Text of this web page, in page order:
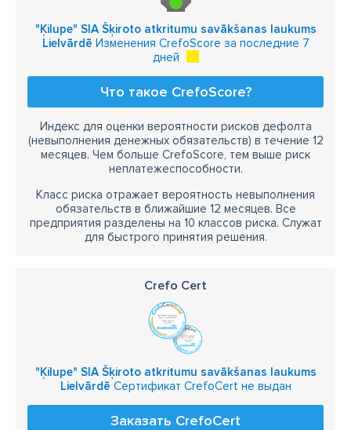
"Ķilupe" SIA Šķiroto atkritumu savākšanas laukums
Lielvārdē Изменения CrefoScore за последние 7
дней
Что такое CrefoScore?
Индекс для оценки вероятности рисков дефолта
(невыполнения денежных обязательств) в течение 12
месяцев. Чем больше CrefoScore, тем выше риск
неплатежеспособности.
Класс риска отражает вероятность невыполнения
обязательств в ближайшие 12 месяцев. Все
предприятия разделены на 10 классов риска. Служат
для быстрого принятия решения.
Crefo Cert
"Ķilupe" SIA Šķiroto atkritumu savākšanas laukums
Lielvārdē Сертификат CrefoCert не выдан
Заказать CrefoCert